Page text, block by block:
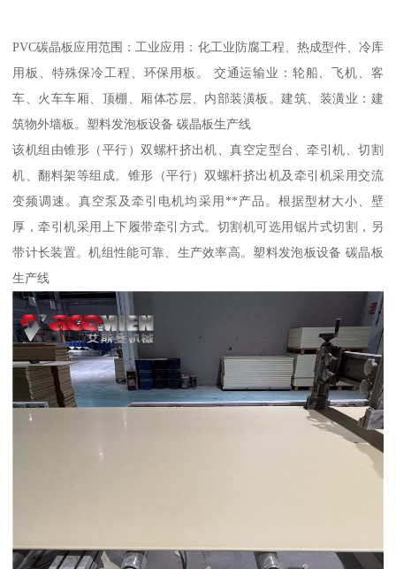
PVC碳晶板应用范围：工业应用：化工业防腐工程、热成型件、冷库
用板、特殊保冷工程、环保用板。 交通运输业：轮船、飞机、客
车、火车车厢、顶棚、厢体芯层、内部装潢板。建筑、装潢业：建
筑物外墙板。塑料发泡板设备 碳晶板生产线
该机组由锥形（平行）双螺杆挤出机、真空定型台、牵引机、切割
机、翻料架等组成。锥形（平行）双螺杆挤出机及牵引机采用交流
变频调速。真空泵及牵引电机均采用**产品。根据型材大小、壁
厚，牵引机采用上下履带牵引方式。切割机可选用锯片式切割，另
带计长装置。机组性能可靠、生产效率高。塑料发泡板设备 碳晶板
生产线